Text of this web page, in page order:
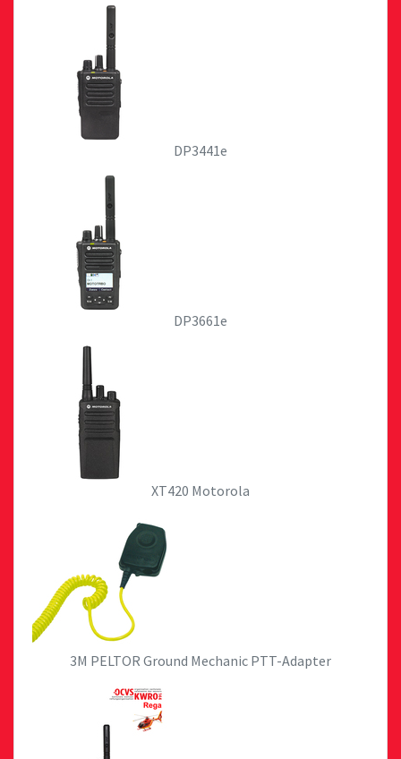
DP3441e
DP3661e
XT420 Motorola
3M PELTOR Ground Mechanic PTT-Adapter